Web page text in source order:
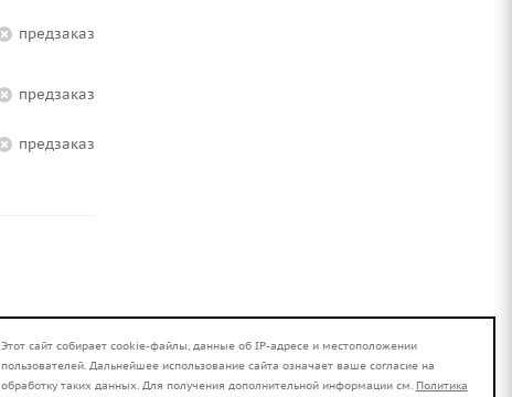
Предзаказ
Предзаказ
Предзаказ
Этот сайт собирает cookie-файлы, данные об IP-адресе и местоположении
пользователей. Дальнейшее использование сайта означает ваше согласие на
обработку таких данных. Для получения дополнительной информации см. Политика